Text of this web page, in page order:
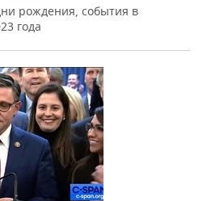
рождения, события в
года